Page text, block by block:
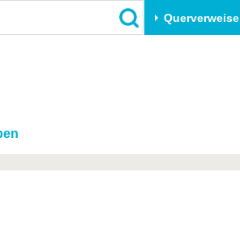
Querverweise